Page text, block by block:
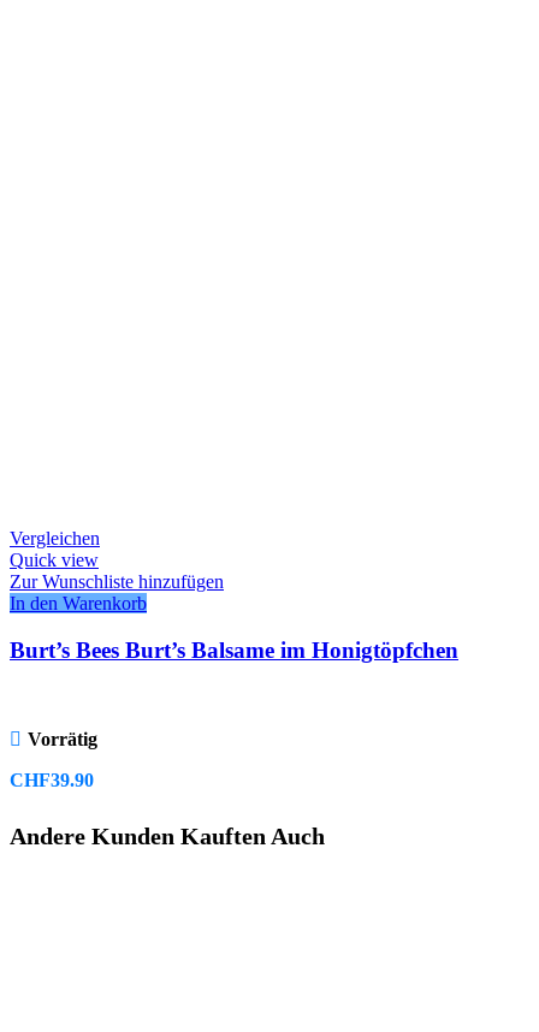
Vergleichen
Quick view
Zur Wunschliste hinzufügen
In den Warenkorb
Burt’s Bees Burt’s Balsame im Honigtöpfchen
Vorrätig
CHF39.90
Andere Kunden Kauften Auch